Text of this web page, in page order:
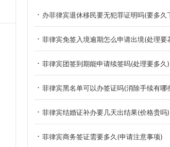
办菲律宾退休移民要无犯罪证明吗(要多久
菲律宾免签入境逾期怎么申请出境(处理要花多少
菲律宾团签到期能申请续签吗(处理要多久)
菲律宾黑名单可以办签证吗(消除手续有哪
菲律宾结婚证补办要几天出结果(价格贵吗)
菲律宾商务签证需要多久(申请注意事项)